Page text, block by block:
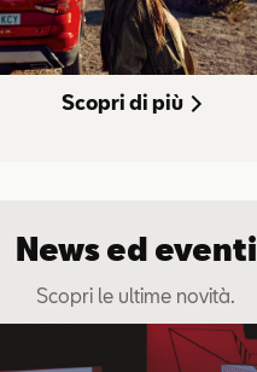
finale 14.751€. Valida fino al 31/08.
l'offerta
Scopri di più
News ed eventi
Scopri le ultime novità.